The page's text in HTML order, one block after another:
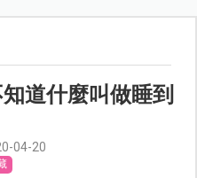
道什麼叫做睡到
04-20